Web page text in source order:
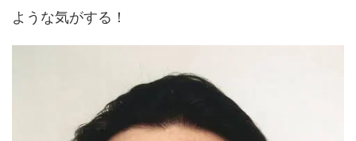
ような気がする！